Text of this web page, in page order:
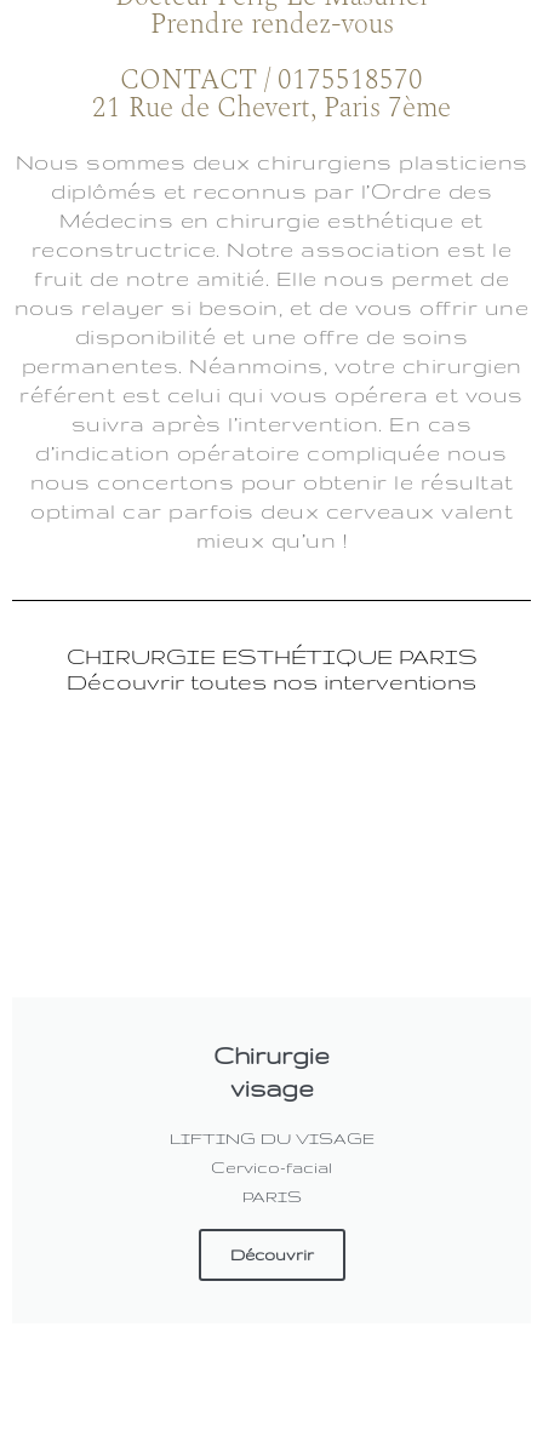
Prendre rendez-vous
CONTACT / 0175518570
21 Rue de Chevert, Paris 7ème
Nous sommes deux chirurgiens plasticiens
diplômés et reconnus par l’Ordre des
Médecins en chirurgie esthétique et
reconstructrice. Notre association est le
fruit de notre amitié. Elle nous permet de
nous relayer si besoin, et de vous offrir une
disponibilité et une offre de soins
permanentes. Néanmoins, votre chirurgien
référent est celui qui vous opérera et vous
suivra après l’intervention. En cas
d’indication opératoire compliquée nous
nous concertons pour obtenir le résultat
optimal car parfois deux cerveaux valent
mieux qu’un !
CHIRURGIE ESTHÉTIQUE PARIS
Découvrir toutes nos interventions
Chirurgie
visage
LIFTING DU VISAGE
Cervico-facial
PARIS
Découvrir